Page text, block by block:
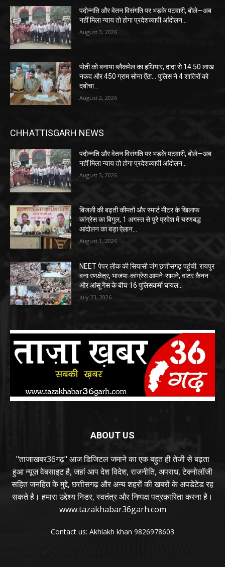
पदोन्नति और वेतन विसंगति पर भड़के पटवारी, बोले—अब
नहीं मिला न्याय तो होगा प्रदेशव्यापी आंदोलन…
August 3, 2026
पोती को बनाया ब्लैकमेल का हथियार, दादा से 14.50 लाख
नकद और 450 ग्राम सोना ऐंठा… पुलिस ने 4 शातिरों को
दबोचा…
August 2, 2026
CHHATTISGARH NEWS
पदोन्नति और वेतन विसंगति पर भड़के पटवारी, बोले—अब
नहीं मिला न्याय तो होगा प्रदेशव्यापी आंदोलन…
August 3, 2026
बिजली की बढ़ती कीमतों और स्मार्ट मीटर के खिलाफ
कांग्रेस का बिगुल, 1 अगस्त से पूरे प्रदेश में चरणबद्ध
आंदोलन का बड़ा ऐलान…
August 1, 2026
NEET पेपर लीक की सियासी जंग छत्तीसगढ़ पहुंची: रायपुर
बना रणक्षेत्र, भाजपा-कांग्रेस आमने-सामने, वाटर कैनन
और आंसू गैस के बीच 16 पुलिसकर्मी घायल…
July 23, 2026
ABOUT US
"ताजाखबर36गढ़" आज डिजिटल जमाने का एक बहुत ही तेजी से बढ़ता
हुआ न्यूज़ वेबसाइट है, जहां आप देश विदेश, राजनीति, अपराध, टेक्नोलॉजी
सहित जनहित के मुद्दे, छत्तीसगढ़ और अन्य शहरों की खबरों के अपडेटेड रह
सकते है। हमारा उद्देश्य निडर, स्वतंत्र और निष्पक्ष पत्रकारिता करना है।
www.tazakhabar36garh.com
Contact us: Akhlakh khan 9826978603